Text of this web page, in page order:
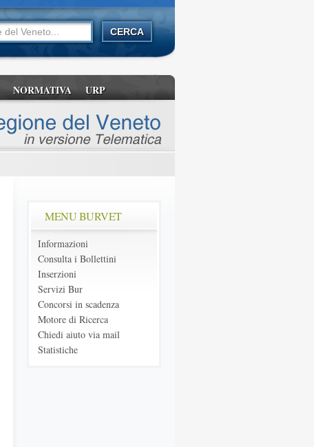
NORMATIVA URP
MENU BURVET
Informazioni
Consulta i Bollettini
Inserzioni
Servizi Bur
Concorsi in scadenza
Motore di Ricerca
Chiedi aiuto via mail
Statistiche